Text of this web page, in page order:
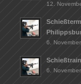
12.
6.
6.